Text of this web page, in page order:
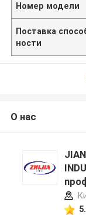
Номер модели
Поставка
ности
О нас